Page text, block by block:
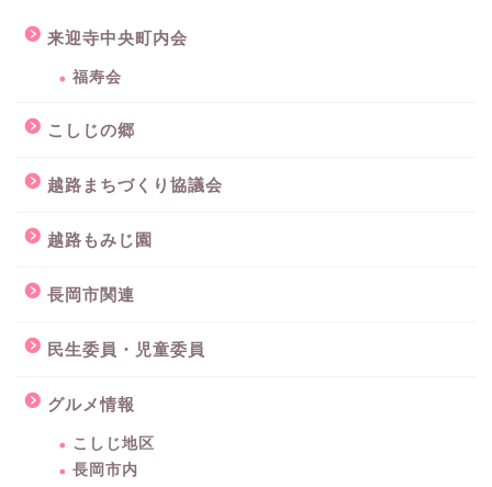
来迎寺中央町内会
福寿会
こしじの郷
越路まちづくり協議会
越路もみじ園
長岡市関連
民生委員・児童委員
グルメ情報
こしじ地区
長岡市内